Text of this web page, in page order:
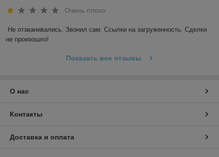
Очень плохо
Не отзванивались. Звонил сам. Ссылки на загруженность. Сделки
не произошло!
Показать все отзывы
О нас
Контакты
Доставка и оплата